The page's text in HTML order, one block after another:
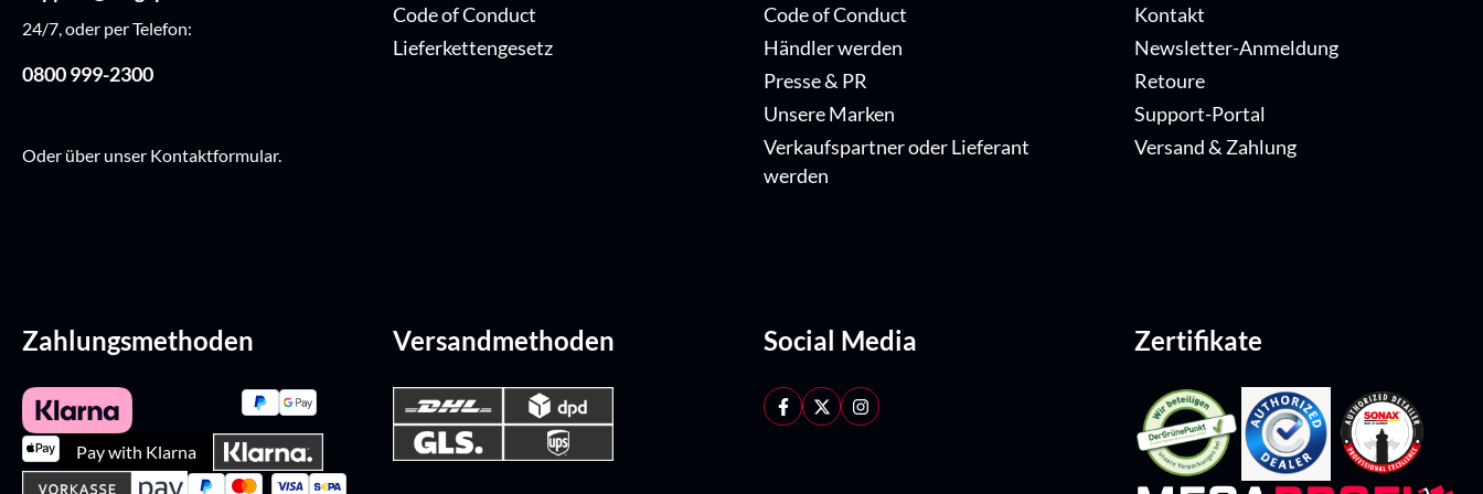
24/7, oder per Telefon:
0800 999-2300
Oder über unser Kontaktformular.
Code of Conduct
Lieferkettengesetz
Code of Conduct
Händler werden
Presse & PR
Unsere Marken
Verkaufspartner oder Lieferant
werden
Kontakt
Newsletter-Anmeldung
Retoure
Support-Portal
Versand & Zahlung
Zahlungsmethoden
Pay with Klarna
Versandmethoden Social Media Zertifikate